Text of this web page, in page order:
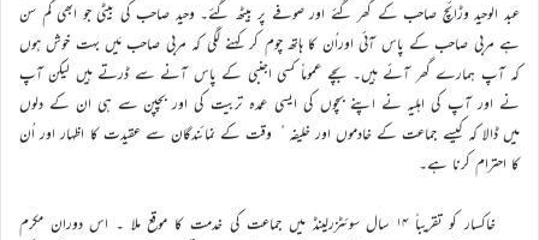
عبد الوحید وڑائچ صاحب کے گھر گئے اور صوفے پر بیٹھ گئے۔ وحید صاحب کی بیٹی جو ابھی کم سن
ہے مربی صاحب کے پاس آئی اوراُن کا ہاتھ چوم کر کہنے لگی کہ مربی صاحب مَیں بہت خوش ہوں
کہ آپ ہمارے گھر آئے ہیں۔ بچے عموماً کسی اجنبی کے پاس آنے سے ڈرتے ہیں لیکن آپ
نے اور آپ کی اہلیہ نے اپنے بچوں کی ایسی عمدہ تربیت کی اور بچپن سے ہی ان کے دلوں
میں ڈالا کہ کیسے جماعت کے خادموں اور خلیفہ ٔ وقت کے نمائندگان سے عقیدت کا اظہار اور اُن
کا احترام کرنا ہے۔
خاکسار کو تقریباً ۱۴ سال سوئٹزرلینڈ میں جماعت کی خدمت کا موقع ملا ۔ اس دوران مکرم